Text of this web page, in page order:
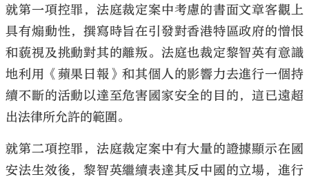
就第一項控罪，法庭裁定案中考慮的書面文章客觀上
具有煽動性，撰寫時旨在引發對香港特區政府的憎恨
和藐視及挑動對其的離叛。法庭也裁定黎智英有意識
地利用《蘋果日報》和其個人的影響力去進行一個持
續不斷的活動以達至危害國家安全的目的，這已遠超
出法律所允許的範圍。
就第二項控罪，法庭裁定案中有大量的證據顯示在國
安法生效後，黎智英繼續表達其反中國的立場，進行